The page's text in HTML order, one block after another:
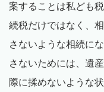
案することは私ども
続税だけではなく、
さないような相続に
さないためには、遺
際に揉めないような